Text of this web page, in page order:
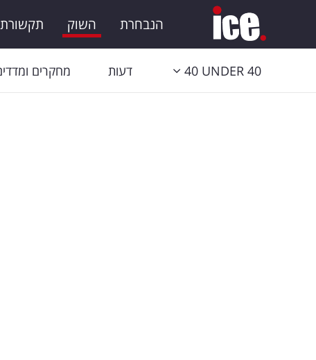
הנבחרת השוק תקשורת
40 UNDER 40 דעות מחקרים